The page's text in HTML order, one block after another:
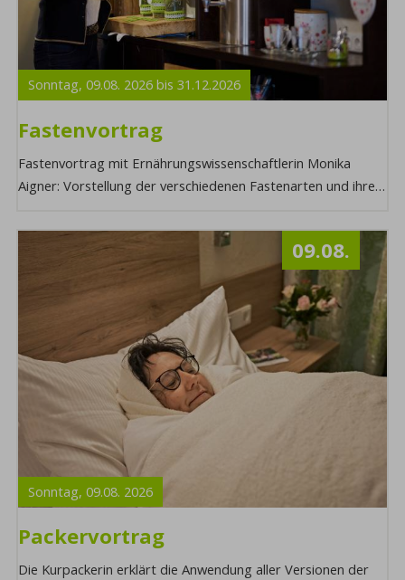
Sonntag,09.08. 2026 bis31.12.2026
Fastenvortrag
Fastenvortrag mit Ernährungswissenschaftlerin Monika
Aigner: Vorstellung der verschiedenen Fastenarten und ihre
Sonntag,09.08. 2026
09.08.
Packervortrag
Die Kurpackerin erklärt die Anwendung aller Versionen der